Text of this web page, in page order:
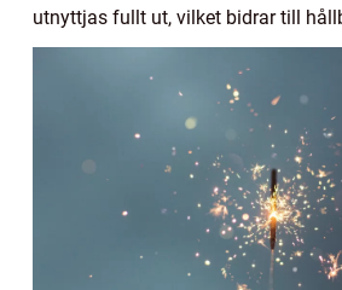
utnyttjas fullt ut, vilket bidrar till